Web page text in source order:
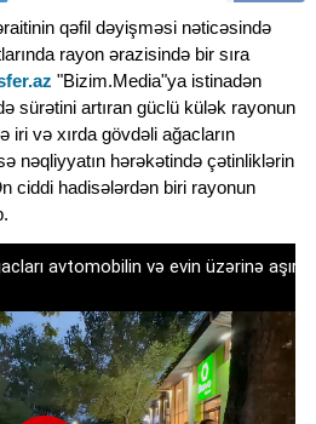
qəfil dəyişməsi nəticəsində
rayon ərazisində bir sıra
"Bizim.Media"ya istinadən
sürətini artıran güclü külək rayonun
iri və xırda gövdəli ağacların
nəqliyyatın hərəkətində çətinliklərin
ciddi hadisələrdən biri rayonun